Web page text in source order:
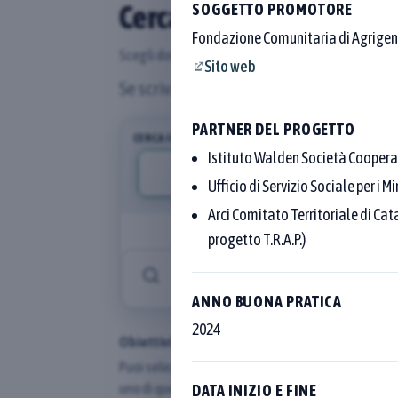
Cerca tra le 250 buone
Scegli dove cercare con i pulsanti sopra al
Se scrivi più parole, basta che almeno
CERCA IN
Digita i termini da cercare nella
Obiettivi di sviluppo sostenibile (SDGs)
Puoi selezionare più Goal: vedrai le pratiche
uno di quelli scelti.
SOGGETTO PROMOTORE
Fondazione Comunitaria di
Sito web
PARTNER DEL PROGETTO
Istituto Walden Società
Ufficio di Servizio Sociale per i
Arci Comitato Territoriale di
progetto T.R.A.P.)
ANNO BUONA PRATICA
2024
DATA INIZIO E FINE